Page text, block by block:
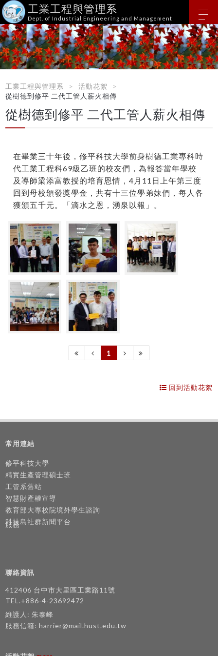
工業工程與管理系
Dept. of Industrial Engineering and Management
工業工程與管理系
活動花絮
從樹德到修平 二代工管人薪火相傳
從樹德到修平 二代工管人薪火相傳
在畢業三十年後，修平科技大學前身樹德工業專科時
代工業工程科69級乙班的校友們，為報答當年學校
及導師梁添富教授的培育恩情，4月11日上午第三度
回到母校頒發獎學金，共有十三位學弟妹們，每人各
獲頒五千元。「滴水之恩，湧泉以報」。
1
回到活動花絮
常用連結
修平科技大學
精實生產管理碩士班
工管系舊站
智慧財產權宣導
教育部大專校院境外學生諮詢
服務
科技島社群新聞平台
聯絡資訊
412406 台中市大里區工業路11號
TEL.+886-4-23692472
維護人: 朱泰峰
服務信箱:harrier@mail.hust.edu.tw